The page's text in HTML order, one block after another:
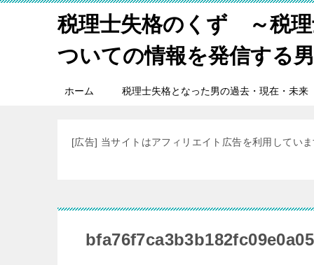
税理士失格のくず ～税理
ついての情報を発信する
ホーム 税理士失格となった男の過去・現在・未来
[広告] 当サイトはアフィリエイト広告を利用してい